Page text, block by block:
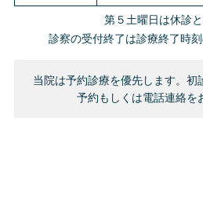
第５土曜日は休診
診察の受付終了は診療終了時
当院は予約診療を優先します。初
予約もしくは電話連絡を